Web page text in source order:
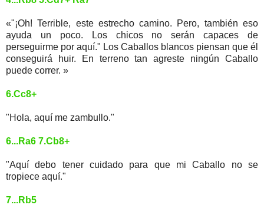
«"¡Oh! Terrible, este estrecho camino. Pero, también eso
ayuda un poco. Los chicos no serán capaces de
perseguirme por aquí." Los Caballos blancos piensan que él
conseguirá huir. En terreno tan agreste ningún Caballo
puede correr. »
6.Cc8+
"Hola, aquí me zambullo."
6...Ra6 7.Cb8+
"Aquí debo tener cuidado para que mi Caballo no se
tropiece aquí."
7...Rb5